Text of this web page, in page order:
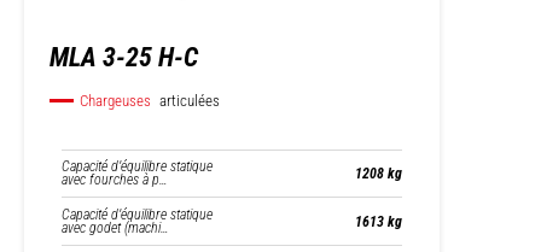
MLA 3-25 H-C
Chargeuses articulées
Capacité d’équilibre statique
avec fourches à p… 1208 kg
Capacité d’équilibre statique
avec godet (machi… 1613 kg